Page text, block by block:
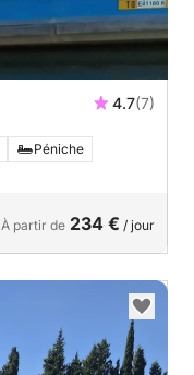
4.7(7)
Péniche
À partir de 234 € / jour